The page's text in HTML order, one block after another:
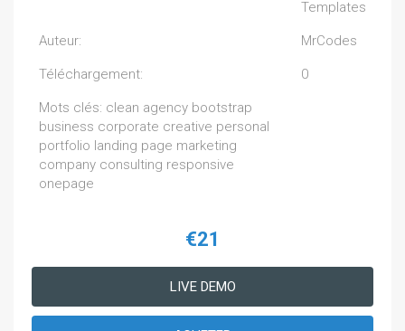
Templates
Auteur: MrCodes
Téléchargement: 0
Mots clés: clean agency bootstrap
business corporate creative personal
portfolio landing page marketing
company consulting responsive
onepage
€21
LIVE DEMO